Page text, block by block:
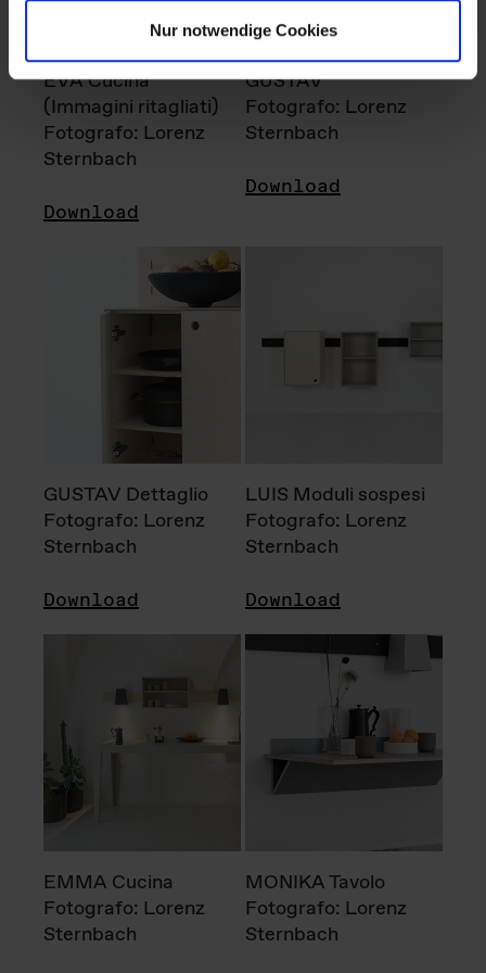
Nur notwendige Cookies
EVA Cucina
(Immagini ritagliati)
Fotografo: Lorenz
Sternbach
Download
GUSTAV
Fotografo: Lorenz
Sternbach
Download
GUSTAV Dettaglio
Fotografo: Lorenz
Sternbach
Download
LUIS Moduli sospesi
Fotografo: Lorenz
Sternbach
Download
EMMA Cucina
Fotografo: Lorenz
Sternbach
MONIKA Tavolo
Fotografo: Lorenz
Sternbach